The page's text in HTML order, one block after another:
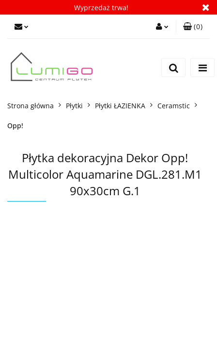
Wyprzedaż trwa!
(0)
Strona główna Płytki Płytki ŁAZIENKA Ceramstic
Opp!
Płytka dekoracyjna Dekor Opp!
Multicolor Aquamarine DGL.281.M1
90x30cm G.1